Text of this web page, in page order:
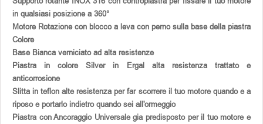
in qualsiasi posizione a 360°
Motore Rotazione con blocco a leva con perno sulla base della piastra
Colore
Base Bianca verniciato ad alta resistenze
Piastra in colore Silver in Ergal alta resistenza trattato e
anticorrosione
Slitta in teflon alte resistenza per far scorrere il tuo motore quando e a
riposo e portarlo indietro quando sei all'ormeggio
Piastra con Ancoraggio Universale gia predisposto per il tuo motore e